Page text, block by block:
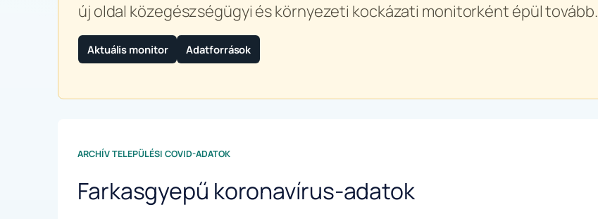
új oldal közegészségügyi és környezeti kockázati monitorként épül tovább.
Aktuális monitor Adatforrások
ARCHÍV TELEPÜLÉSI COVID-ADATOK
Farkasgyepű koronavírus-adatok